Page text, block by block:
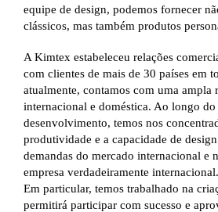
equipe de design, podemos fornecer
clássicos, mas também produtos
A Kimtex estabeleceu relações
com clientes de mais de 30 países em
atualmente, contamos com uma ampla
internacional e doméstica. Ao longo do
desenvolvimento, temos nos
produtividade e a capacidade de
demandas do mercado internacional e
empresa verdadeiramente internacional.
Em particular, temos trabalhado na
permitirá participar com sucesso e